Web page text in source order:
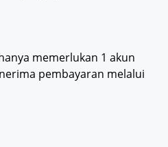
memerlukan 1 akun
pembayaran melalui